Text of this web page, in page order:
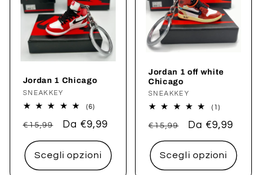
o
Jordan 1 Chicago
Produttore:
SNEAKKEY
(6)6
totali
Prezzo
listino
€15,99
Prezzo
scontato
Da €9,99
Scegli opzioni
Jordan 1 off white
Chicago
Produttore:
SNEAKKEY
(1)1
totali
Prezzo
di
listino
€15,99
Prezzo
scontato
Da €9,99
Scegli opzioni